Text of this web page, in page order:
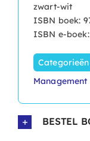
zwart-wit
ISBN boek:
ISBN e-
Categorieën
Management
BESTEL